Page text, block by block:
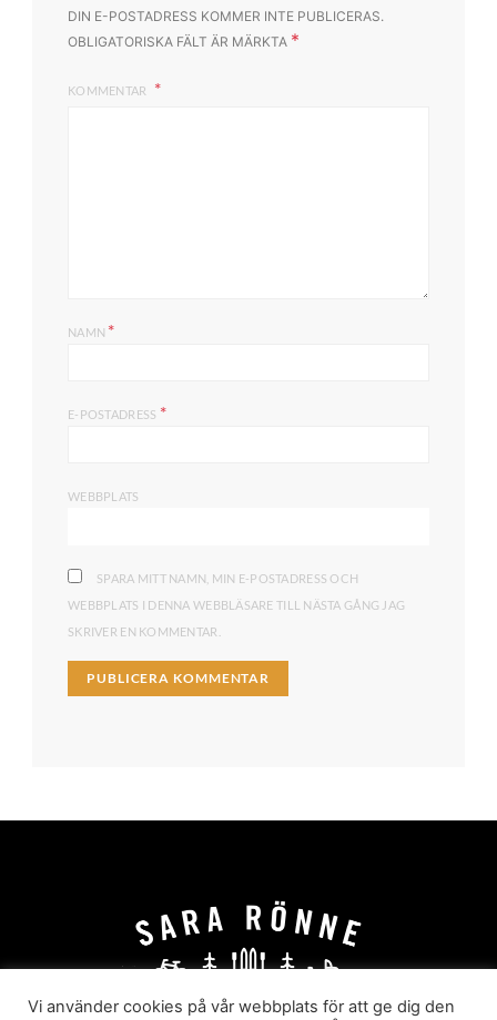
DIN E-POSTADRESS KOMMER INTE PUBLICERAS.
OBLIGATORISKA FÄLT ÄR MÄRKTA *
KOMMENTAR
NAMN *
E-POSTADRESS *
WEBBPLATS
SPARA MITT NAMN, MIN E-POSTADRESS OCH
WEBBPLATS I DENNA WEBBLÄSARE TILL NÄSTA GÅNG JAG
SKRIVER EN KOMMENTAR.
Vi använder cookies på vår webbplats för att ge dig den